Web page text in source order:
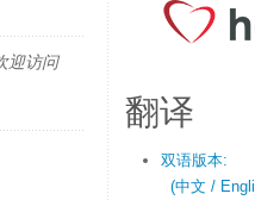
迎访问
翻译
双语版本:
(中文 /